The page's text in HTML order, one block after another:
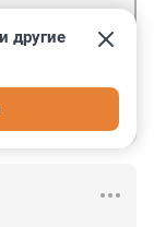
другие